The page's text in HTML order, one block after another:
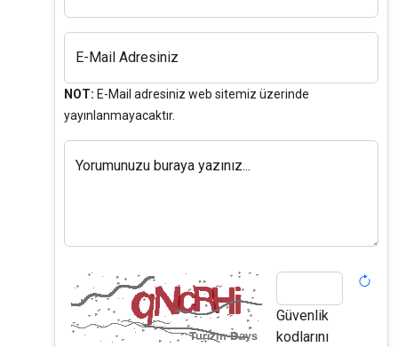
E-Mail Adresiniz
NOT: E-Mail adresiniz web sitemiz üzerinde
yayınlanmayacaktır.
Yorumunuzu buraya yazınız...
Güvenlik
kodlarını